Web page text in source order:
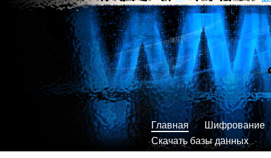
Главная
Шифрование
Скачать базы данных